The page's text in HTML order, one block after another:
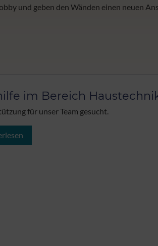
und geben den Wänden einen neuen
im Bereich
für unser Team gesucht.